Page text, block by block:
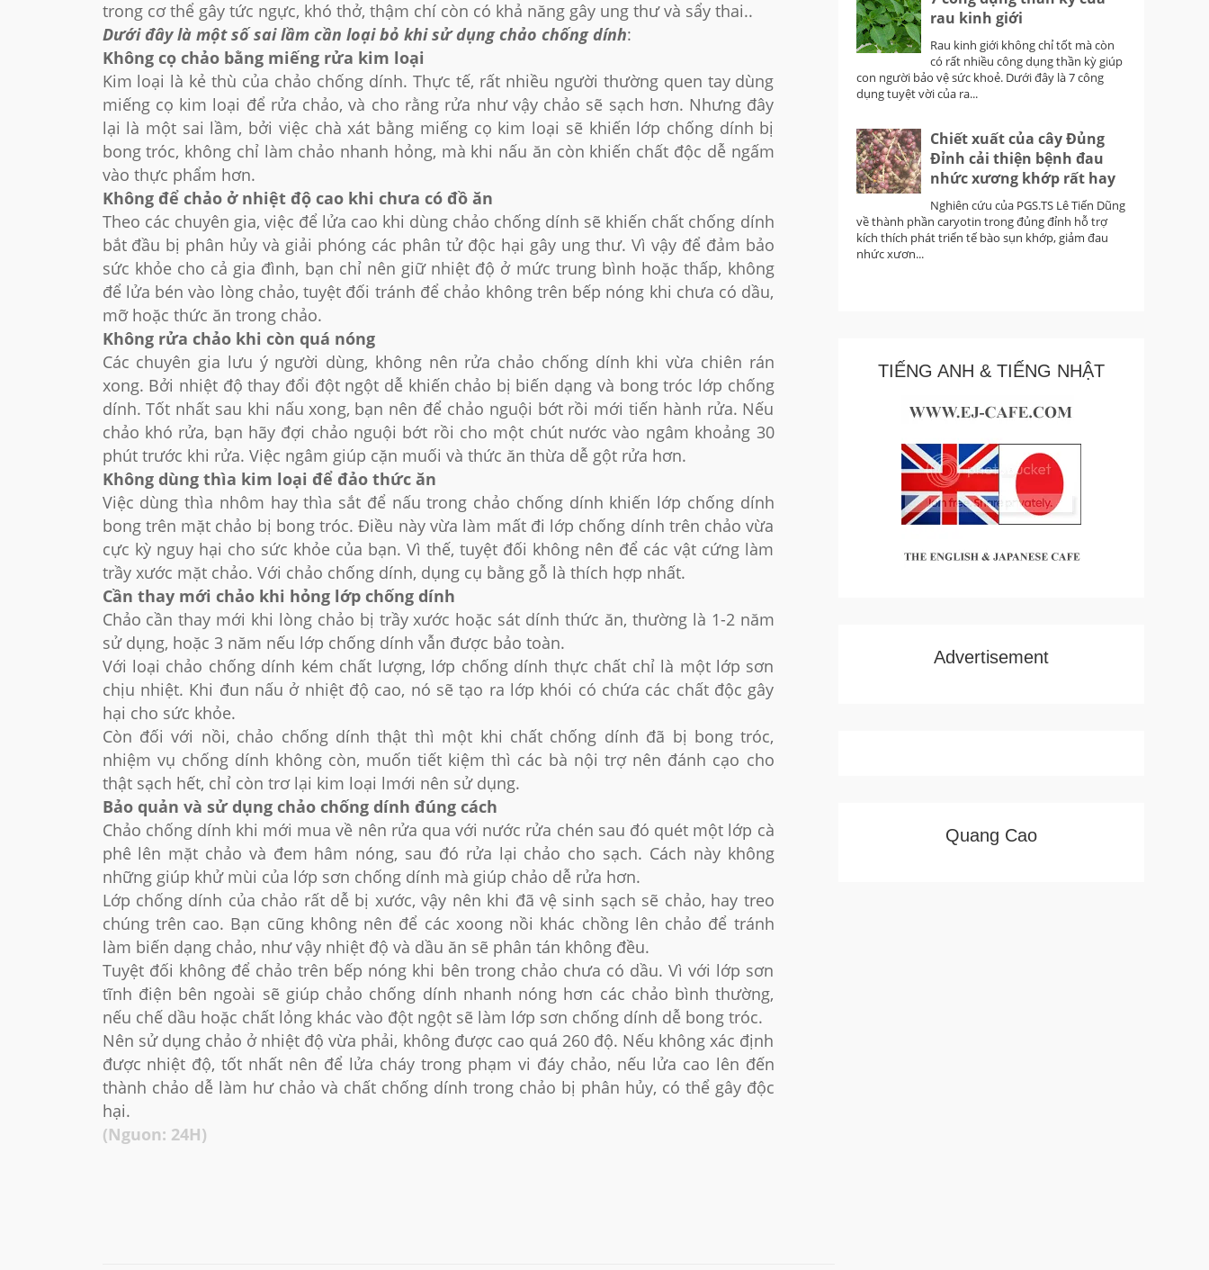
trong cơ thể gây tức ngực, khó thở, thậm chí còn có khả năng gây ung thư và sẩy thai..
Dưới đây là một số sai lầm cần loại bỏ khi sử dụng chảo chống dính:
Không cọ chảo bằng miếng rửa kim loại
Kim loại là kẻ thù của chảo chống dính. Thực tế, rất nhiều người thường quen tay dùng
miếng cọ kim loại để rửa chảo, và cho rằng rửa như vậy chảo sẽ sạch hơn. Nhưng đây
lại là một sai lầm, bởi việc chà xát bằng miếng cọ kim loại sẽ khiến lớp chống dính bị
bong tróc, không chỉ làm chảo nhanh hỏng, mà khi nấu ăn còn khiến chất độc dễ ngấm
vào thực phẩm hơn.
Không để chảo ở nhiệt độ cao khi chưa có đồ ăn
Theo các chuyên gia, việc để lửa cao khi dùng chảo chống dính sẽ khiến chất chống dính
bắt đầu bị phân hủy và giải phóng các phân tử độc hại gây ung thư. Vì vậy để đảm bảo
sức khỏe cho cả gia đình, bạn chỉ nên giữ nhiệt độ ở mức trung bình hoặc thấp, không
để lửa bén vào lòng chảo, tuyệt đối tránh để chảo không trên bếp nóng khi chưa có dầu,
mỡ hoặc thức ăn trong chảo.
Không rửa chảo khi còn quá nóng
Các chuyên gia lưu ý người dùng, không nên rửa chảo chống dính khi vừa chiên rán
xong. Bởi nhiệt độ thay đổi đột ngột dễ khiến chảo bị biến dạng và bong tróc lớp chống
dính. Tốt nhất sau khi nấu xong, bạn nên để chảo nguội bớt rồi mới tiến hành rửa. Nếu
chảo khó rửa, bạn hãy đợi chảo nguội bớt rồi cho một chút nước vào ngâm khoảng 30
phút trước khi rửa. Việc ngâm giúp cặn muối và thức ăn thừa dễ gột rửa hơn.
Không dùng thìa kim loại để đảo thức ăn
Việc dùng thìa nhôm hay thìa sắt để nấu trong chảo chống dính khiến lớp chống dính
bong trên mặt chảo bị bong tróc. Điều này vừa làm mất đi lớp chống dính trên chảo vừa
cực kỳ nguy hại cho sức khỏe của bạn. Vì thế, tuyệt đối không nên để các vật cứng làm
trầy xước mặt chảo. Với chảo chống dính, dụng cụ bằng gỗ là thích hợp nhất.
Cần thay mới chảo khi hỏng lớp chống dính
Chảo cần thay mới khi lòng chảo bị trầy xước hoặc sát dính thức ăn, thường là 1-2 năm
sử dụng, hoặc 3 năm nếu lớp chống dính vẫn được bảo toàn.
Với loại chảo chống dính kém chất lượng, lớp chống dính thực chất chỉ là một lớp sơn
chịu nhiệt. Khi đun nấu ở nhiệt độ cao, nó sẽ tạo ra lớp khói có chứa các chất độc gây
hại cho sức khỏe.
Còn đối với nồi, chảo chống dính thật thì một khi chất chống dính đã bị bong tróc,
nhiệm vụ chống dính không còn, muốn tiết kiệm thì các bà nội trợ nên đánh cạo cho
thật sạch hết, chỉ còn trơ lại kim loại lmới nên sử dụng.
Bảo quản và sử dụng chảo chống dính đúng cách
Chảo chống dính khi mới mua về nên rửa qua với nước rửa chén sau đó quét một lớp cà
phê lên mặt chảo và đem hâm nóng, sau đó rửa lại chảo cho sạch. Cách này không
những giúp khử mùi của lớp sơn chống dính mà giúp chảo dễ rửa hơn.
Lớp chống dính của chảo rất dễ bị xước, vậy nên khi đã vệ sinh sạch sẽ chảo, hay treo
chúng trên cao. Bạn cũng không nên để các xoong nồi khác chồng lên chảo để tránh
làm biến dạng chảo, như vậy nhiệt độ và dầu ăn sẽ phân tán không đều.
Tuyệt đối không để chảo trên bếp nóng khi bên trong chảo chưa có dầu. Vì với lớp sơn
tĩnh điện bên ngoài sẽ giúp chảo chống dính nhanh nóng hơn các chảo bình thường,
nếu chế dầu hoặc chất lỏng khác vào đột ngột sẽ làm lớp sơn chống dính dễ bong tróc.
Nên sử dụng chảo ở nhiệt độ vừa phải, không được cao quá 260 độ. Nếu không xác định
được nhiệt độ, tốt nhất nên để lửa cháy trong phạm vi đáy chảo, nếu lửa cao lên đến
thành chảo dễ làm hư chảo và chất chống dính trong chảo bị phân hủy, có thể gây độc
hại.
(Nguon: 24H)
rau kinh giới
Rau kinh giới không chỉ tốt mà còn
có rất nhiều công dụng thần kỳ giúp
con người bảo vệ sức khoẻ. Dưới đây là 7 công
dụng tuyệt vời của ra...
Chiết xuất của cây Đủng
Đỉnh cải thiện bệnh đau
nhức xương khớp rất hay
Nghiên cứu của PGS.TS Lê Tiến Dũng
về thành phần caryotin trong đủng đỉnh hỗ trợ
kích thích phát triển tế bào sụn khớp, giảm đau
nhức xươn...
TIẾNG ANH & TIẾNG NHẬT
Advertisement
Quang Cao